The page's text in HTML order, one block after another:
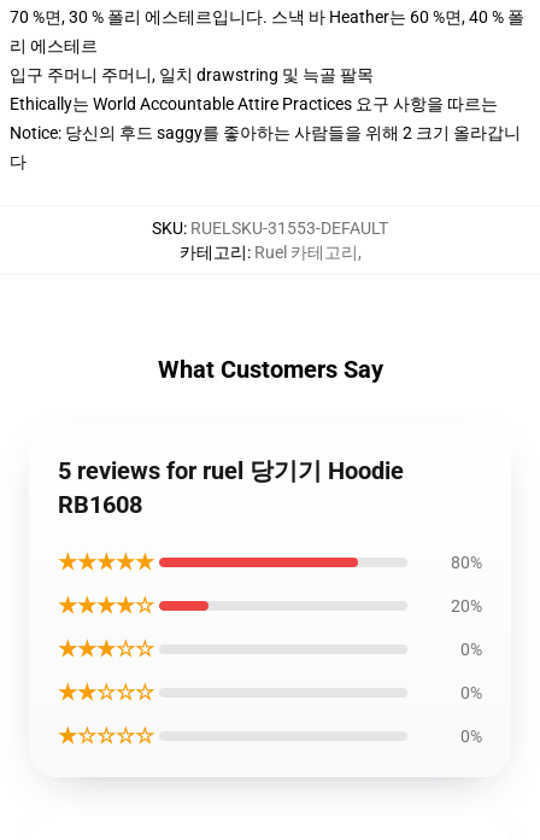
70 %면, 30 % 폴리 에스테르입니다. 스낵 바 Heather는 60 %면, 40 % 폴
리 에스테르
입구 주머니 주머니, 일치 drawstring 및 늑골 팔목
Ethically는 World Accountable Attire Practices 요구 사항을 따르는
Notice: 당신의 후드 saggy를 좋아하는 사람들을 위해 2 크기 올라갑니
다
SKU: RUELSKU-31553-DEFAULT
카테고리: Ruel 카테고리,
What Customers Say
5 reviews for ruel 당기기 Hoodie
RB1608
★★★★★ 80%
★★★★☆ 20%
★★★☆☆ 0%
★★☆☆☆ 0%
★☆☆☆☆ 0%